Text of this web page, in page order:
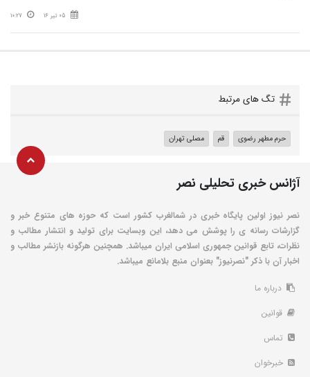
05 تیر 16 10:27
تگ های مرتبط
حرم مطهر رضوی قم مصلی تهران
آژانس خبری تحلیلی نصر
نصر نیوز اولین پایگاه خبری در شمالغرب کشور است که حوزه های متنوع خبر و
گزارشات رسانه ی را پوشش می دهد، این وبسایت برای تولید و انتشار مطالب و
نظرات، تابع قوانین جمهوری اسلامی ایران میباشد. همچنین هرگونه بازنشر مطالب و
اخبار آن با ذکر "نصرنیوز" بعنوان منبع بلامانع میباشد.
درباره ما
قوانین
تماس
خبرخوان